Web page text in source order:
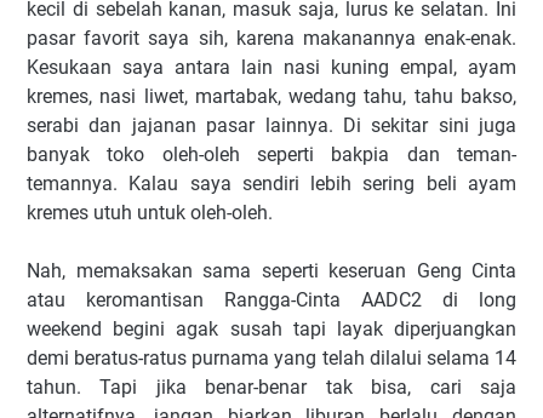
kecil di sebelah kanan, masuk saja, lurus ke selatan. Ini
pasar favorit saya sih, karena makanannya enak-enak.
Kesukaan saya antara lain nasi kuning empal, ayam
kremes, nasi liwet, martabak, wedang tahu, tahu bakso,
serabi dan jajanan pasar lainnya. Di sekitar sini juga
banyak toko oleh-oleh seperti bakpia dan teman-
temannya. Kalau saya sendiri lebih sering beli ayam
kremes utuh untuk oleh-oleh.
Nah, memaksakan sama seperti keseruan Geng Cinta
atau keromantisan Rangga-Cinta AADC2 di long
weekend begini agak susah tapi layak diperjuangkan
demi beratus-ratus purnama yang telah dilalui selama 14
tahun. Tapi jika benar-benar tak bisa, cari saja